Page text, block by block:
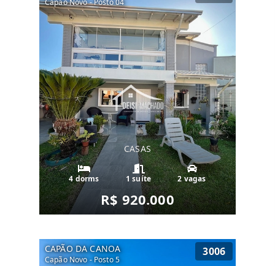
Capão Novo - Posto 04
CASAS
4 dorms 1 suíte 2 vagas
R$ 920.000
CAPÃO DA CANOA
Capão Novo - Posto 5
3006